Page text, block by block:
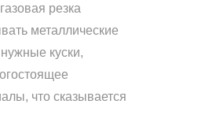
резка
металлические
куски,
что сказывается